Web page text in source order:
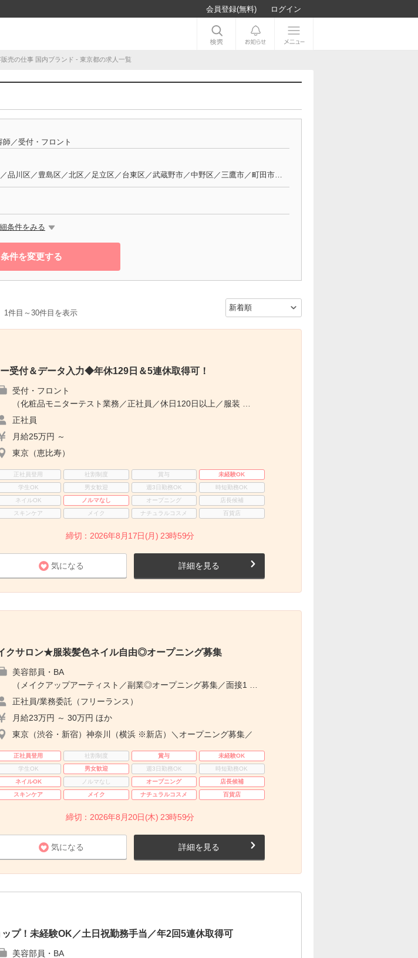
会員登録(無料) ログイン
売の仕事 国内ブランド - 東京都の求人一覧
／受付・フロント
中央区／千代田区／渋谷区／新宿区／港区／目黒区／世田谷区／品川区／豊島区／北区／足立区／台東区／武蔵野市／中野区／三鷹市／町田市／多摩市／立川市／国分寺市／小金井市／八王子市／西東京市／東京都その他
条件をみる
条件を変更する
1件目～30件目を表示
受付＆データ入力◆年休129日＆5連休取得可！
受付・フロント
（化粧品モニターテスト業務／正社員／休日120日以上／服装 …
正社員
月給25万円 ～
東京（恵比寿）
正社員登用 社割制度 賞与
未経験OK
学生OK
男女歓迎 週3日勤務OK
時短勤務OK
ネイルOK
ノルマなし オープニング
店長候補
スキンケア
メイク ナチュラルコスメ 百貨店
締切：2026年8月17日(月) 23時59分
気になる 詳細を見る
クサロン★服装髪色ネイル自由◎オープニング募集
美容部員・BA
（メイクアップアーティスト／副業◎オープニング募集／面接1 …
正社員/業務委託（フリーランス）
月給23万円 ～ 30万円 ほか
東京（渋谷・新宿）神奈川（横浜 ※新店）＼オープニング募集／
正社員登用 社割制度 賞与
未経験OK
学生OK
男女歓迎 週3日勤務OK
時短勤務OK
ネイルOK
ノルマなし オープニング
店長候補
スキンケア
メイク ナチュラルコスメ 百貨店
締切：2026年8月20日(木) 23時59分
気になる 詳細を見る
プ！未経験OK／土日祝勤務手当／年2回5連休取得可
美容部員・BA